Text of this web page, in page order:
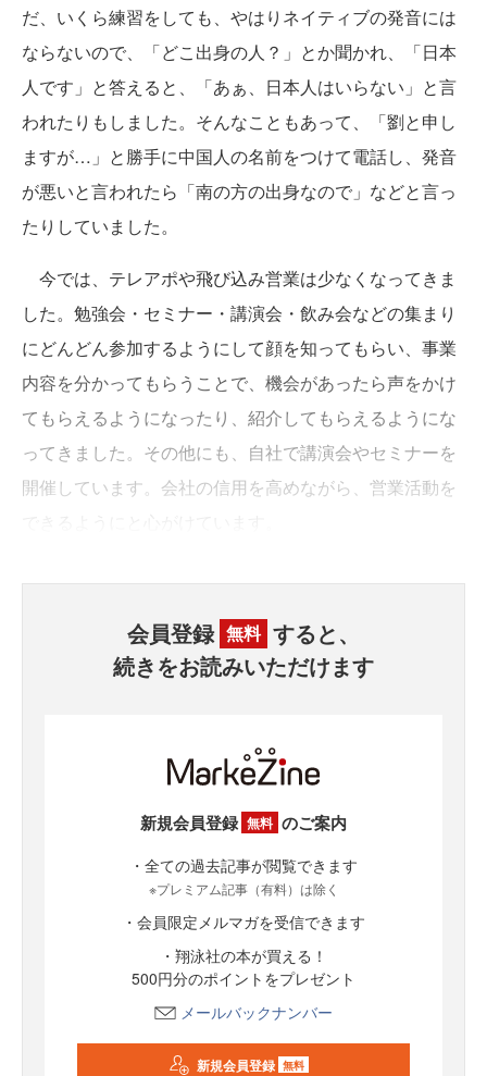
だ、いくら練習をしても、やはりネイティブの発音には
ならないので、「どこ出身の人？」とか聞かれ、「日本
人です」と答えると、「あぁ、日本人はいらない」と言
われたりもしました。そんなこともあって、「劉と申し
ますが…」と勝手に中国人の名前をつけて電話し、発音
が悪いと言われたら「南の方の出身なので」などと言っ
たりしていました。
今では、テレアポや飛び込み営業は少なくなってきま
した。勉強会・セミナー・講演会・飲み会などの集まり
にどんどん参加するようにして顔を知ってもらい、事業
内容を分かってもらうことで、機会があったら声をかけ
てもらえるようになったり、紹介してもらえるようにな
ってきました。その他にも、自社で講演会やセミナーを
開催しています。会社の信用を高めながら、営業活動を
会員登録 無料 すると、
続きをお読みいただけます
新規会員登録 無料 のご案内
・全ての過去記事が閲覧できます
※プレミアム記事（有料）は除く
・会員限定メルマガを受信できます
・翔泳社の本が買える！
500円分のポイントをプレゼント
メールバックナンバー
新規会員登録 無料